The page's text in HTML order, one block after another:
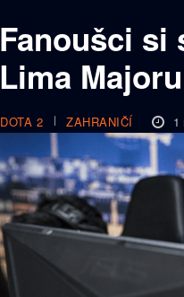
Fanoušci si
Lima Majoru
DOTA 2 ZAHRANIČÍ 1